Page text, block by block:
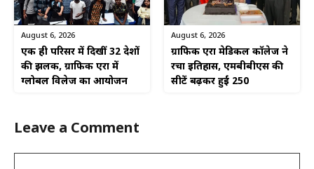
August 6, 2026
एक ही परिसर में दिखीं 32 देशों
की झलक, ग्राफिक एरा में
ग्लोबल विलेज का आयोजन
August 6, 2026
ग्राफिक एरा मेडिकल कॉलेज ने
रचा इतिहास, एमबीबीएस की
सीटें बढ़कर हुईं 250
Leave a Comment